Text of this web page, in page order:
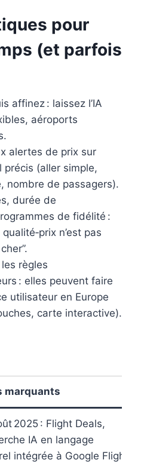
pour
(et parfois
affinez : laissez l’IA
aéroports
alertes de prix sur
précis (aller simple,
nombre de passagers).
durée de
de fidélité :
n’est pas
règles
: elles peuvent faire
utilisateur en Europe
carte interactive).
marquants
2025 : Flight Deals,
IA en langage
intégrée à Google Flights.